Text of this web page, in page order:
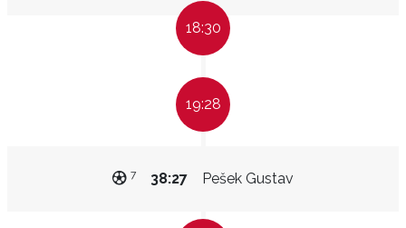
18:30
19:28
Pešek Gustav
38:27
7